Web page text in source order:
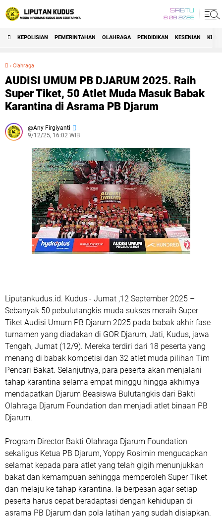
SABTU
8 08 2026
KEPOLISIAN PEMERINTAHAN OLAHRAGA PENDIDIKAN KESENIAN
› Olahraga
AUDISI UMUM PB DJARUM 2025. Raih
Super Tiket, 50 Atlet Muda Masuk Babak
Karantina di Asrama PB Djarum
Any Firgiyanti
9/12/25, 16:02 WIB
Liputankudus.id. Kudus - Jumat ,12 September 2025 –
Sebanyak 50 pebulutangkis muda sukses meraih Super
Tiket Audisi Umum PB Djarum 2025 pada babak akhir fase
turnamen yang diadakan di GOR Djarum, Jati, Kudus, jawa
Tengah, Jumat (12/9). Mereka terdiri dari 18 peserta yang
menang di babak kompetisi dan 32 atlet muda pilihan Tim
Pencari Bakat. Selanjutnya, para peserta akan menjalani
tahap karantina selama empat minggu hingga akhirnya
mendapatkan Djarum Beasiswa Bulutangkis dari Bakti
Olahraga Djarum Foundation dan menjadi atlet binaan PB
Djarum.
Program Director Bakti Olahraga Djarum Foundation
sekaligus Ketua PB Djarum, Yoppy Rosimin mengucapkan
selamat kepada para atlet yang telah gigih menunjukkan
bakat dan kemampuan sehingga memperoleh Super Tiket
dan melaju ke tahap karantina. Ia berpesan agar setiap
peserta harus cepat beradaptasi dengan kehidupan di
asrama PB Djarum dan pola latihan yang sudah disiapkan.